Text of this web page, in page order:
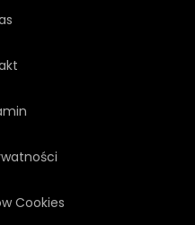
Cookies